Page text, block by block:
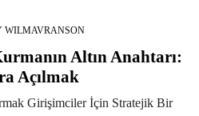
WILMAVRANSON
Altın Anahtarı:
Açılmak
Girişimciler İçin Stratejik Bir